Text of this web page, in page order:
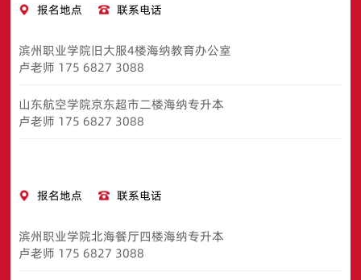
报名地点 联系电话
滨州职业学院旧大服4楼海纳教育办公室
卢老师 175 6827 3088
山东航空学院京东超市二楼海纳专升本
卢老师 175 6827 3088
报名地点 联系电话
滨州职业学院北海餐厅四楼海纳专升本
卢老师 175 6827 3088